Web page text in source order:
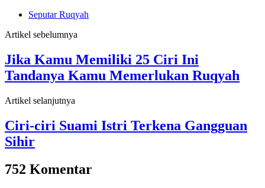
Seputar Ruqyah
Artikel sebelumnya
Jika Kamu Memiliki 25 Ciri Ini
Tandanya Kamu Memerlukan Ruqyah
Artikel selanjutnya
Ciri-ciri Suami Istri Terkena Gangguan
Sihir
752 Komentar